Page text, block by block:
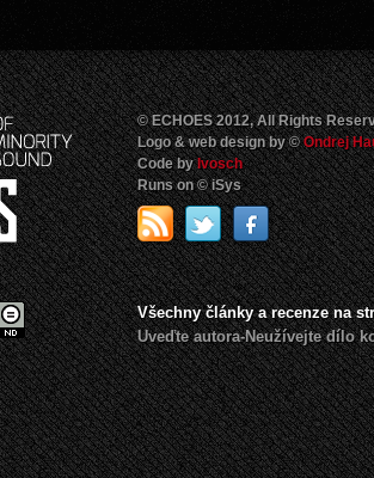
© ECHOES 2012, All Rights
Logo & web design by ©Ondrej
Code byIvosch
Runs on © iSys
Všechny články a recenze na
Uveďte autora-Neužívejte dílo